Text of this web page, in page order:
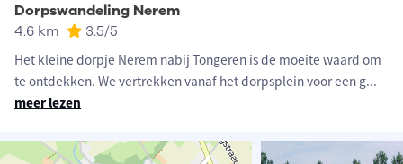
Dorpswandeling Nerem
4.6 km 3.5/5
Het kleine dorpje Nerem nabij Tongeren is de moeite waard om
te ontdekken. We vertrekken vanaf het dorpsplein voor een g...
meer lezen